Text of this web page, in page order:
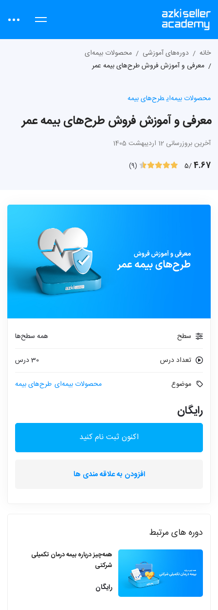
خانه دوره‌های آموزشی
محصولات بیمه‌ای
معرفی و آموزش فروش طرح‌های بیمه عمر
محصولات بیمه‌ای طرح‌های بیمه
معرفی و آموزش فروش طرح‌های بیمه عمر
آخرین بروزرسانی 12 اردیبهشت 1405
4.67
/5
(9)
سطح همه سطح‌ها
تعداد درس 30 درس
موضوع محصولات بیمه‌ای طرح‌های بیمه
رایگان
اکنون ثبت نام کنید
افزودن به علاقه مندی ها
دوره های مرتبط
همه‌چیز درباره بیمه درمان تکمیلی
شرکتی
رایگان